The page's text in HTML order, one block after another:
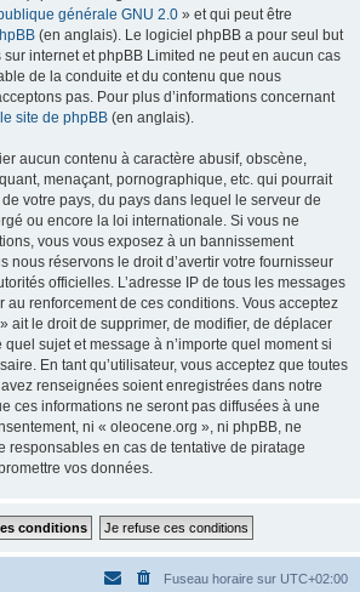
générale GNU 2.0 » et qui peut être
(en anglais). Le logiciel phpBB a pour seul but
internet et phpBB Limited ne peut en aucun cas
de la conduite et du contenu que nous
pas. Pour plus d’informations concernant
le site de phpBB (en anglais).
aucun contenu à caractère abusif, obscène,
menaçant, pornographique, etc. qui pourrait
votre pays, du pays dans lequel le serveur de
ou encore la loi internationale. Si vous ne
vous vous exposez à un bannissement
nous réservons le droit d’avertir votre fournisseur
officielles. L’adresse IP de tous les messages
au renforcement de ces conditions. Vous acceptez
ait le droit de supprimer, de modifier, de déplacer
sujet et message à n’importe quel moment si
En tant qu’utilisateur, vous acceptez que toutes
renseignées soient enregistrées dans notre
ces informations ne seront pas diffusées à une
ni « oleocene.org », ni phpBB, ne
responsables en cas de tentative de piratage
vos données.
Fuseau horaire sur UTC+02:00